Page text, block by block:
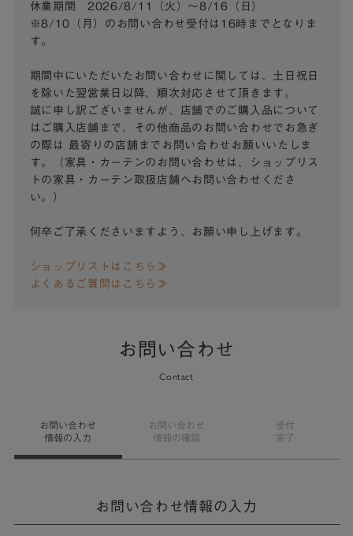
休業期間 2026/8/11（火）～8/16（日）
※8/10（月）のお問い合わせ受付は16時までとなりま
す。
期間中にいただいたお問い合わせに関しては、土日祝日
を除いた翌営業日以降、順次対応させて頂きます。
誠に申し訳ございませんが、店舗でのご購入品について
はご購入店舗まで、その他商品のお問い合わせでお急ぎ
の際は
最寄りの店舗までお問い合わせお願いいたしま
す。（家具・カーテンのお問い合わせは、ショップリス
トの家具・カーテン取扱店舗へお問い合わせくださ
い。）
何卒ご了承くださいますよう、お願い申し上げます。
ショップリストはこちら≫
よくあるご質問はこちら≫
お問い合わせ
Contact
お問い合わせ
情報の入力
お問い合わせ
情報の確認
受付
完了
お問い合わせ情報の入力